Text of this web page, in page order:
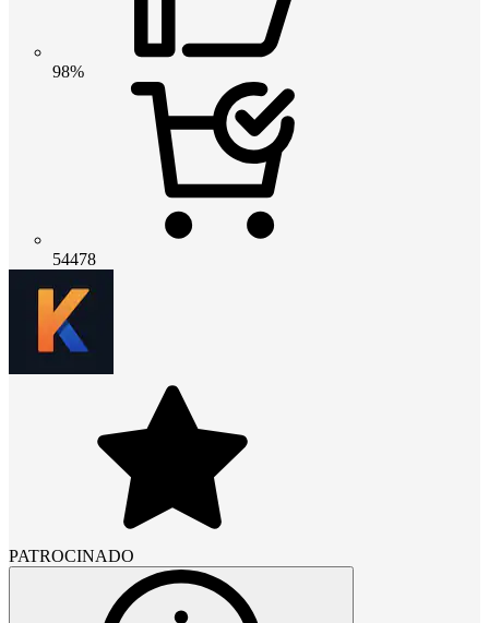
98%
54478
PATROCINADO